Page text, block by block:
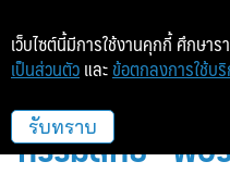
กองทรัสต์
กรรมสิทธิ์ “พอ
เว็บไซต์นี้มีการใช้งานคุกกี้ ศึกษาร
เป็นส่วนตัว และ ข้อตกลงการใช้บริ
รับทราบ